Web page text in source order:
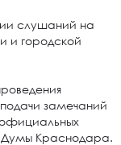
слушаний на
и городской
замечаний
Думы Краснодара.